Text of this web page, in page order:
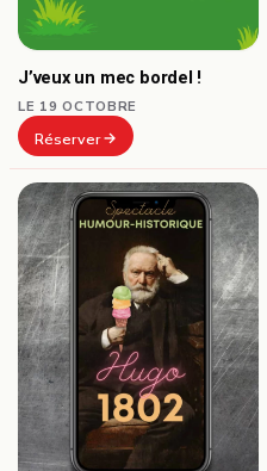
J’veux un mec bordel !
LE 19 OCTOBRE
Réserver